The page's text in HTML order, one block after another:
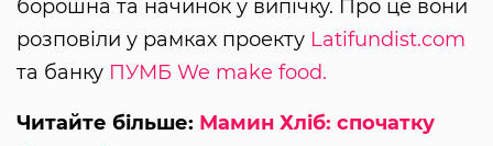
борошна та начинок у випічку. Про це вони
розповіли у рамках проекту Latifundist.com
та банку ПУМБ We make food.
Читайте більше: Мамин Хліб: спочатку